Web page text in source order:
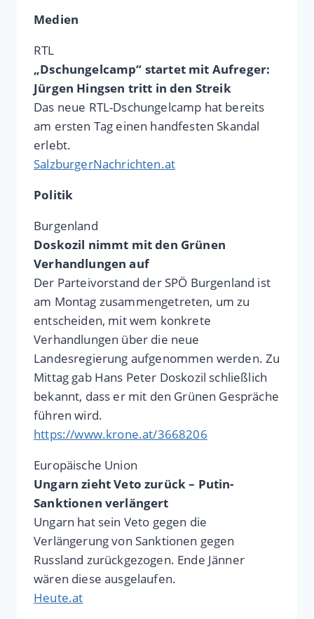
Medien
RTL
„Dschungelcamp“ startet mit Aufreger:
Jürgen Hingsen tritt in den Streik
Das neue RTL-Dschungelcamp hat bereits
am ersten Tag einen handfesten Skandal
erlebt.
SalzburgerNachrichten.at
Politik
Burgenland
Doskozil nimmt mit den Grünen
Verhandlungen auf
Der Parteivorstand der SPÖ Burgenland ist
am Montag zusammengetreten, um zu
entscheiden, mit wem konkrete
Verhandlungen über die neue
Landesregierung aufgenommen werden. Zu
Mittag gab Hans Peter Doskozil schließlich
bekannt, dass er mit den Grünen Gespräche
führen wird.
https://www.krone.at/3668206
Europäische Union
Ungarn zieht Veto zurück – Putin-
Sanktionen verlängert
Ungarn hat sein Veto gegen die
Verlängerung von Sanktionen gegen
Russland zurückgezogen. Ende Jänner
wären diese ausgelaufen.
Heute.at